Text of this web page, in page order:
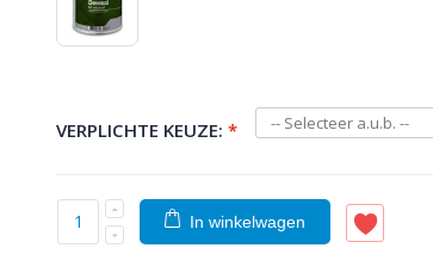
VERPLICHTE KEUZE: *
In winkelwagen